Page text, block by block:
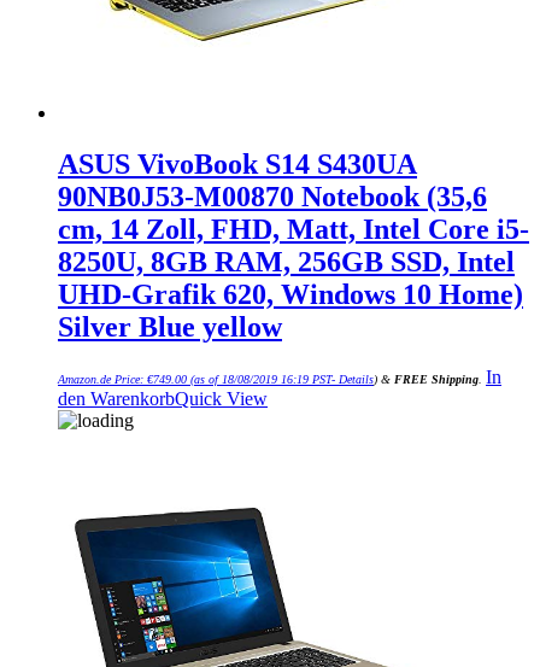
ASUS VivoBook S14 S430UA
90NB0J53-M00870 Notebook (35,6
cm, 14 Zoll, FHD, Matt, Intel Core i5-
8250U, 8GB RAM, 256GB SSD, Intel
UHD-Grafik 620, Windows 10 Home)
Silver Blue yellow
Amazon.de Price: €749.00 (as of 18/08/2019 16:19 PST- Details) & FREE Shipping. In
den WarenkorbQuick View